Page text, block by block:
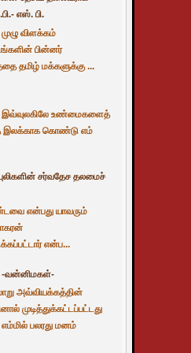
எஸ். பி.
விளக்கம்
பின்னர்
தமிழ் மக்களுக்கு ...
இவ்வுலகிலே உண்மைகளைத்
இலக்காக கொண்டு எம்
சர்வதேச தலமைச்
என்பது யாவரும்
என்ப...
-வன்னிமகள்-
அவ்வியக்கத்தின்
முடித்துக்கட்டப்பட்டது
பலரது மனம்